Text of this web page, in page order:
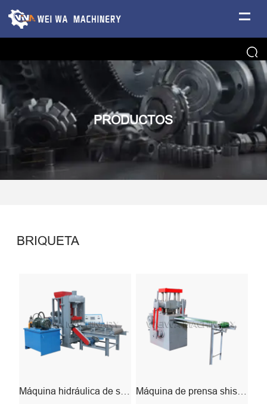
PRODUCTOS
BRIQUETA
Máquina hidráulica de shisha barbacoa Máquina de prensa shisha mecánica